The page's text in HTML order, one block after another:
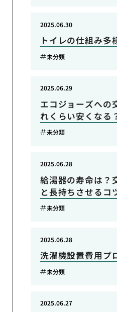
トイレの仕組み多
2025.06.30
未分類
エコジョーズへの
れくらい安くなる
2025.06.29
未分類
給湯器の寿命は？
と長持ちさせるコ
2025.06.28
未分類
洗濯機設置費用プ
2025.06.28
未分類
2025.06.27